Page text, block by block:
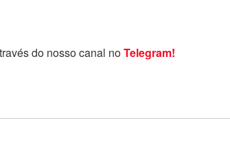
do nosso canal noTelegram!